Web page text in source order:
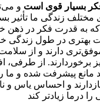
بسیار قوی است و
مختلف زندگی ما تأثیر
که به قدرت فکر در ذهن
بهتری در طول زندگی
دارند و از
برخوردارند. از
مانع پیشرفت شده و ما
و احساس یاس و
را درما زیادتر کند